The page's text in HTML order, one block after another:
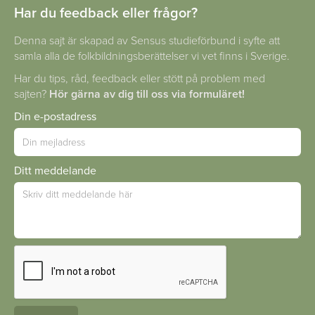
Har du feedback eller frågor?
Denna sajt är skapad av Sensus studieförbund i syfte att
samla alla de folkbildningsberättelser vi vet finns i Sverige.
Har du tips, råd, feedback eller stött på problem med
sajten? Hör gärna av dig till oss via formuläret!
Din e-postadress
Ditt meddelande